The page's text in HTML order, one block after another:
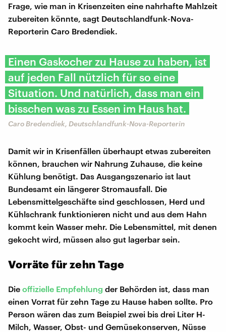
Frage, wie man in Krisenzeiten eine nahrhafte Mahlzeit
zubereiten könnte, sagt Deutschlandfunk-Nova-
Reporterin Caro Bredendiek.
Einen Gaskocher zu Hause zu haben, ist
auf jeden Fall nützlich für so eine
Situation. Und natürlich, dass man ein
bisschen was zu Essen im Haus hat.
Caro Bredendiek, Deutschlandfunk-Nova-Reporterin
Damit wir in Krisenfällen überhaupt etwas zubereiten
können, brauchen wir Nahrung Zuhause, die keine
Kühlung benötigt. Das Ausgangszenario ist laut
Bundesamt ein längerer Stromausfall. Die
Lebensmittelgeschäfte sind geschlossen, Herd und
Kühlschrank funktionieren nicht und aus dem Hahn
kommt kein Wasser mehr. Die Lebensmittel, mit denen
gekocht wird, müssen also gut lagerbar sein.
Vorräte für zehn Tage
Die offizielle Empfehlung der Behörden ist, dass man
einen Vorrat für zehn Tage zu Hause haben sollte. Pro
Person wären das zum Beispiel zwei bis drei Liter H-
Milch, Wasser, Obst- und Gemüsekonserven, Nüsse